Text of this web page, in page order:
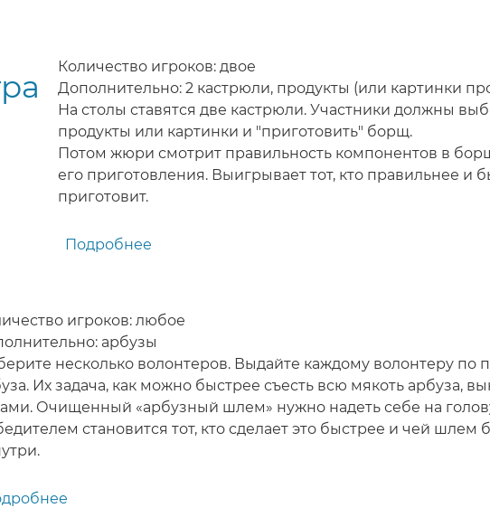
игра
(конкурс)
для
детей
Количество игроков: двое
Дополнительно: 2 кастрюли, продукты (или картинки
На столы ставятся две кастрюли. Участники должны
продукты или картинки и "приготовить" борщ.
Потом жюри смотрит правильность компонентов в
его приготовления. Выигрывает тот, кто правильнее и
приготовит.
Подробнее
игра
(конкурс)
для
детей
игроков: любое
арбузы
несколько волонтеров. Выдайте каждому волонтеру по
Их задача, как можно быстрее съесть всю мякоть арбуза,
Очищенный «арбузный шлем» нужно надеть себе на
становится тот, кто сделает это быстрее и чей шлем